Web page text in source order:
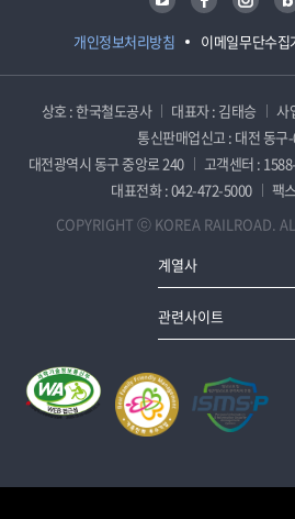
개인정보처리방침 이메일무단수집
상호 : 한국철도공사 대표자 : 김태승
사
통신판매업신고 : 대전 동구
대전광역시 동구 중앙로 240
고객센터 :
대표전화 : 042-472-5000
팩
COPYRIGHT ⓒ KOREA RAILROAD.
계열사
관련사이트